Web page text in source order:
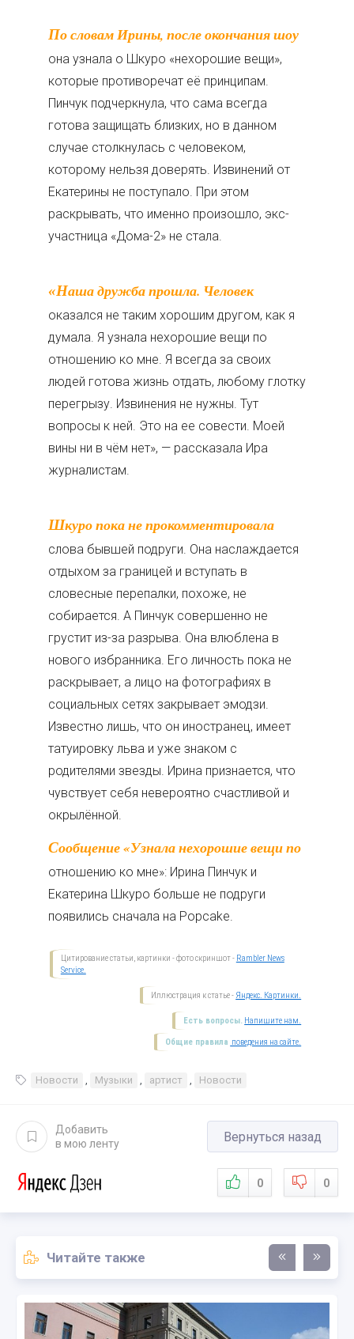
По словам Ирины, после окончания шоу
она узнала о Шкуро «нехорошие вещи»,
которые противоречат её принципам.
Пинчук подчеркнула, что сама всегда
готова защищать близких, но в данном
случае столкнулась с человеком,
которому нельзя доверять. Извинений от
Екатерины не поступало. При этом
раскрывать, что именно произошло, экс-
участница «Дома-2» не стала.
«Наша дружба прошла. Человек
оказался не таким хорошим другом, как я
думала. Я узнала нехорошие вещи по
отношению ко мне. Я всегда за своих
людей готова жизнь отдать, любому глотку
перегрызу. Извинения не нужны. Тут
вопросы к ней. Это на ее совести. Моей
вины ни в чём нет», — рассказала Ира
журналистам.
Шкуро пока не прокомментировала
слова бывшей подруги. Она наслаждается
отдыхом за границей и вступать в
словесные перепалки, похоже, не
собирается. А Пинчук совершенно не
грустит из-за разрыва. Она влюблена в
нового избранника. Его личность пока не
раскрывает, а лицо на фотографиях в
социальных сетях закрывает эмодзи.
Известно лишь, что он иностранец, имеет
татуировку льва и уже знаком с
родителями звезды. Ирина признается, что
чувствует себя невероятно счастливой и
окрылённой.
Сообщение «Узнала нехорошие вещи по
отношению ко мне»: Ирина Пинчук и
Екатерина Шкуро больше не подруги
появились сначала на Popcake.
Цитирование статьи, картинки - фото скриншот - Rambler News
Service.
Иллюстрация к статье - Яндекс. Картинки.
Есть вопросы. Напишите нам.
Общие правила поведения на сайте.
Новости , Музыки , артист , Новости
Добавить
в мою ленту
Вернуться назад
0 0
Читайте также